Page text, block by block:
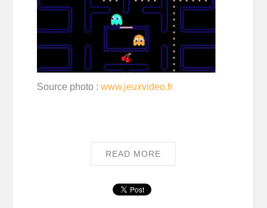
Source photo :www.jeuxvideo.fr
READ MORE